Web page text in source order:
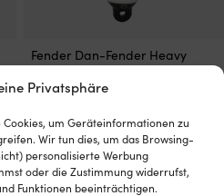
Privatsphäre
um Geräteinformationen zu
Wir tun dies, um das Browsing-
personalisierte Werbung
oder die Zustimmung widerrufst,
Funktionen beeinträchtigen.
Fender Dan-Fender Heavy
mit schwarzer Spitze
109,99€
MwSt. inkl.
2 VORRÄTIG (KANN
NACHBESTELLT WERDEN)